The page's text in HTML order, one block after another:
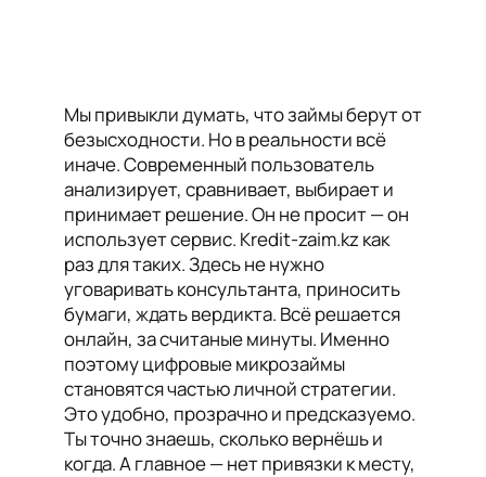
Мы привыкли думать, что займы берут от
безысходности. Но в реальности всё
иначе. Современный пользователь
анализирует, сравнивает, выбирает и
принимает решение. Он не просит — он
использует сервис. Kredit-zaim.kz как
раз для таких. Здесь не нужно
уговаривать консультанта, приносить
бумаги, ждать вердикта. Всё решается
онлайн, за считаные минуты. Именно
поэтому цифровые микрозаймы
становятся частью личной стратегии.
Это удобно, прозрачно и предсказуемо.
Ты точно знаешь, сколько вернёшь и
когда. А главное — нет привязки к месту,